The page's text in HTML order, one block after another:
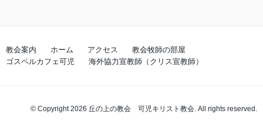
教会案内 ホーム アクセス
教会牧師の部屋
ゴスペルカフェ可児
海外協力宣教師（クリス宣教師）
© Copyright 2026 丘の上の教会 可児キリスト教会. All rights reserved.